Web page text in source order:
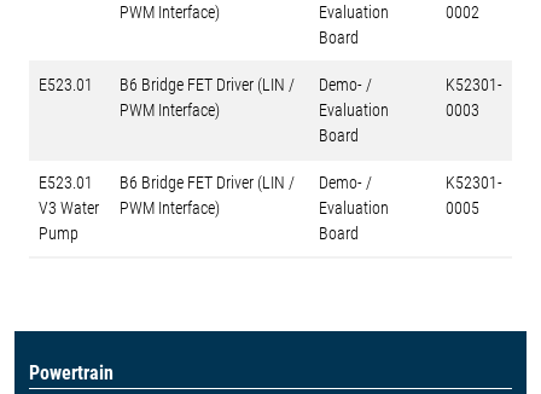
PWM Interface)
Evaluation
Board
0002
E523.01
B6 Bridge FET Driver (LIN /
PWM Interface)
Demo- /
Evaluation
Board
K52301-
0003
E523.01
V3 Water
Pump
B6 Bridge FET Driver (LIN /
PWM Interface)
Demo- /
Evaluation
Board
K52301-
0005
Powertrain